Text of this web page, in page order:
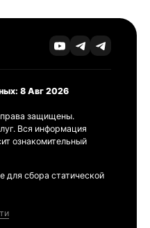
8 Авг 2026
защищены.
Вся информация
ознакомительный
для сбора статической